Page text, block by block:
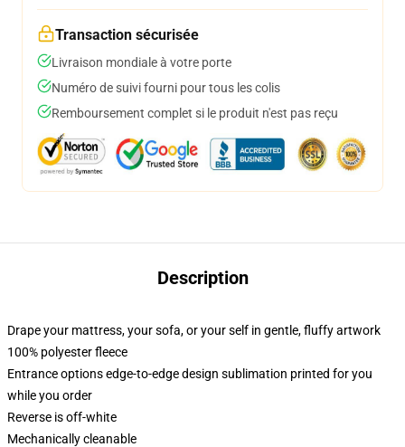
Transaction sécurisée
Livraison mondiale à votre porte
Numéro de suivi fourni pour tous les colis
Remboursement complet si le produit n'est pas reçu
Description
Drape your mattress, your sofa, or your self in gentle, fluffy artwork
100% polyester fleece
Entrance options edge-to-edge design sublimation printed for you
while you order
Reverse is off-white
Mechanically cleanable